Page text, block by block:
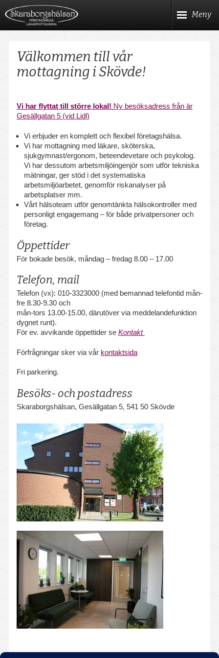
Hoppa
till
huvudinnehållet
Meny
Våra hälsokontroller
Kom igång med Företagshälsa
Hälso- & Arbetsprofilsbedömning
Provtagningar
Ergonomi
Asbestanalys
Livsstilsfrågor
Sjuk- och friskanmälan
Stöd vid psykisk ohälsa
Organisations- och ledarskapsfrågor
HLR – Hjärt- och lungräddning
Föreläsningar och utbildningar
Medicinska kontroller
Intyg
Vaccination
Våra mottagningar
Falköping
Götene
Hjo
Karlsborg
Lidköping
Mariestad
Skövde
Tibro
Välkommen till vår
mottagning i Skövde!
Vi har flyttat till större lokal! Ny besöksadress från är
Gesällgatan 5 (vid Lidl)
Vi erbjuder en komplett och flexibel företagshälsa.
Vi har mottagning med läkare, sköterska,
sjukgymnast/ergonom, beteendevetare och psykolog.
Vi har dessutom arbetsmiljöingenjör som utför tekniska
mätningar, ger stöd i det systematiska
arbetsmiljöarbetet, genomför riskanalyser på
arbetsplatser mm.
Vårt hälsoteam utför genomtänkta hälsokontroller med
personligt engagemang – för både privatpersoner och
företag.
Öppettider
För bokade besök, måndag – fredag 8.00 – 17.00
Telefon, mail
Telefon (vx): 010-3323000 (med bemannad telefontid mån-
fre 8.30-9.30 och
mån-tors 13.00-15.00, därutöver via meddelandefunktion
dygnet runt).
För ev. avvikande öppettider se Kontakt
Förfrågningar sker via vår kontaktsida
Fri parkering.
Besöks- och postadress
Skaraborgshälsan, Gesällgatan 5, 541 50 Skövde